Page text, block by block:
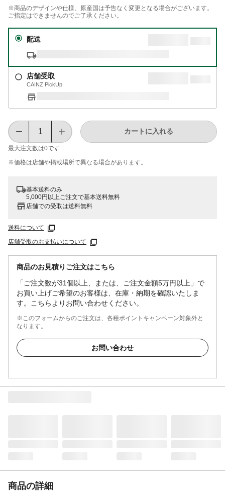
※商品のデザインや仕様、原産国は予告なく変更となる場合がございます。
ご指定はできませんのでご了承ください。
配送
店舗受取
CAINZ PickUp
最大注文数は0です
カートに入れる
※価格は​店舗や​掲載場所で​異なる​場合が​あります。
基本送料のみ
5,000円以上ご注文で基本送料無料
店舗での受取は送料無料
送料について
店舗受取のお支払いについて
商品のお見積りご注文はこちら
「ご注文数が31個以上、または、ご注文金額5万円以上」で
お買い上げご希望のお客様は、在庫・納期を確認いたしま
す。こちらよりお問い合わせください。
※このフォームからのご注文は、各種ポイントキャンペーン対象外と
なります。
お問い合わせ
商品の詳細